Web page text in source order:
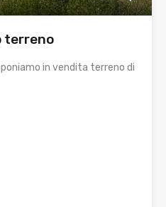
terreno
in vendita terreno di